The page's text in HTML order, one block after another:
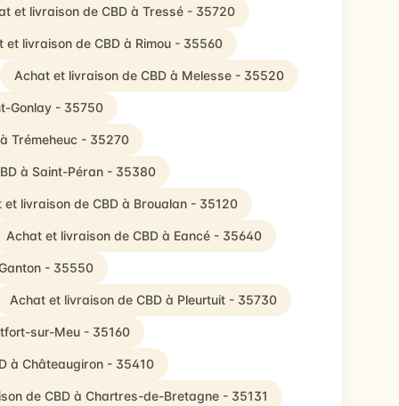
et livraison de CBD à Tressé - 35720
et livraison de CBD à Rimou - 35560
Achat et livraison de CBD à Melesse - 35520
Gonlay - 35750
Trémeheuc - 35270
à Saint-Péran - 35380
et livraison de CBD à Broualan - 35120
Achat et livraison de CBD à Eancé - 35640
- 35550
Achat et livraison de CBD à Pleurtuit - 35730
sur-Meu - 35160
à Châteaugiron - 35410
de CBD à Chartres-de-Bretagne - 35131